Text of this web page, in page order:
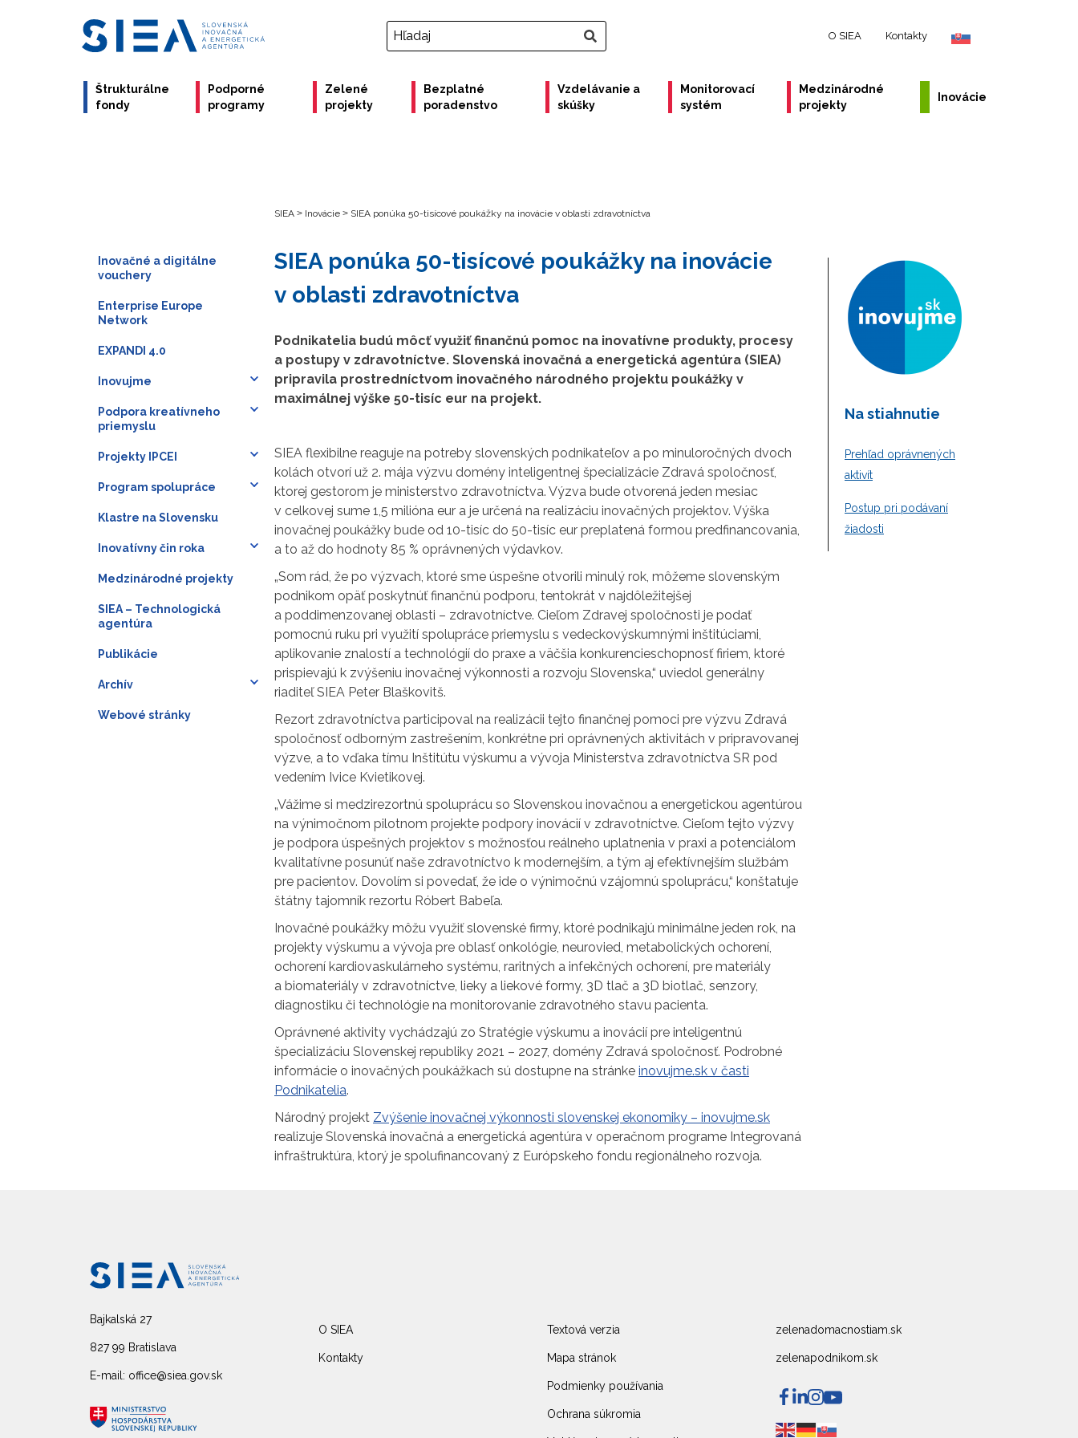
O SIEA Kontakty
Štrukturálne
fondy
Podporné
programy
Zelené
projekty
Bezplatné
poradenstvo
Vzdelávanie a
skúšky
Monitorovací
systém
Medzinárodné
projekty
Inovácie
SIEA > Inovácie > SIEA ponúka 50-tisícové poukážky na inovácie v oblasti zdravotníctva
SIEA ponúka 50-tisícové poukážky na inovácie
v oblasti zdravotníctva
Podnikatelia budú môcť využiť finančnú pomoc na inovatívne produkty, procesy
a postupy v zdravotníctve. Slovenská inovačná a energetická agentúra (SIEA)
pripravila prostredníctvom inovačného národného projektu poukážky v
maximálnej výške 50-tisíc eur na projekt.
SIEA flexibilne reaguje na potreby slovenských podnikateľov a po minuloročných dvoch
kolách otvorí už 2. mája výzvu domény inteligentnej špecializácie Zdravá spoločnosť,
ktorej gestorom je ministerstvo zdravotníctva. Výzva bude otvorená jeden mesiac
v celkovej sume 1,5 milióna eur a je určená na realizáciu inovačných projektov. Výška
inovačnej poukážky bude od 10-tisíc do 50-tisíc eur preplatená formou predfinancovania,
a to až do hodnoty 85 % oprávnených výdavkov.
„Som rád, že po výzvach, ktoré sme úspešne otvorili minulý rok, môžeme slovenským
podnikom opäť poskytnúť finančnú podporu, tentokrát v najdôležitejšej
a poddimenzovanej oblasti – zdravotníctve. Cieľom Zdravej spoločnosti je podať
pomocnú ruku pri využití spolupráce priemyslu s vedeckovýskumnými inštitúciami,
aplikovanie znalostí a technológií do praxe a väčšia konkurencieschopnosť firiem, ktoré
prispievajú k zvýšeniu inovačnej výkonnosti a rozvoju Slovenska,“ uviedol generálny
riaditeľ SIEA Peter Blaškovitš.
Rezort zdravotníctva participoval na realizácii tejto finančnej pomoci pre výzvu Zdravá
spoločnosť odborným zastrešením, konkrétne pri oprávnených aktivitách v pripravovanej
výzve, a to vďaka tímu Inštitútu výskumu a vývoja Ministerstva zdravotníctva SR pod
vedením Ivice Kvietikovej.
„Vážime si medzirezortnú spoluprácu so Slovenskou inovačnou a energetickou agentúrou
na výnimočnom pilotnom projekte podpory inovácií v zdravotníctve. Cieľom tejto výzvy
je podpora úspešných projektov s možnosťou reálneho uplatnenia v praxi a potenciálom
kvalitatívne posunúť naše zdravotníctvo k modernejším, a tým aj efektívnejším službám
pre pacientov. Dovolím si povedať, že ide o výnimočnú vzájomnú spoluprácu,“ konštatuje
štátny tajomník rezortu Róbert Babeľa.
Inovačné poukážky môžu využiť slovenské firmy, ktoré podnikajú minimálne jeden rok, na
projekty výskumu a vývoja pre oblasť onkológie, neurovied, metabolických ochorení,
ochorení kardiovaskulárneho systému, raritných a infekčných ochorení, pre materiály
a biomateriály v zdravotníctve, lieky a liekové formy, 3D tlač a 3D biotlač, senzory,
diagnostiku či technológie na monitorovanie zdravotného stavu pacienta.
Oprávnené aktivity vychádzajú zo Stratégie výskumu a inovácií pre inteligentnú
špecializáciu Slovenskej republiky 2021 – 2027, domény Zdravá spoločnosť. Podrobné
informácie o inovačných poukážkach sú dostupne na stránke inovujme.sk v časti
Podnikatelia.
Národný projekt Zvýšenie inovačnej výkonnosti slovenskej ekonomiky – inovujme.sk
realizuje Slovenská inovačná a energetická agentúra v operačnom programe Integrovaná
infraštruktúra, ktorý je spolufinancovaný z Európskeho fondu regionálneho rozvoja.
Na stiahnutie
Prehľad oprávnených
aktivít
Postup pri podávaní
žiadosti
Inovačné a digitálne
vouchery
Enterprise Europe
Network
EXPANDI 4.0
Inovujme
Podpora kreatívneho
priemyslu
Projekty IPCEI
Program spolupráce
Klastre na Slovensku
Inovatívny čin roka
Medzinárodné projekty
SIEA – Technologická
agentúra
Publikácie
Archív
Webové stránky
Bajkalská 27
827 99 Bratislava
E-mail: office@siea.gov.sk
O SIEA
Kontakty
Textová verzia
Mapa stránok
Podmienky používania
Ochrana súkromia
zelenadomacnostiam.sk
zelenapodnikom.sk